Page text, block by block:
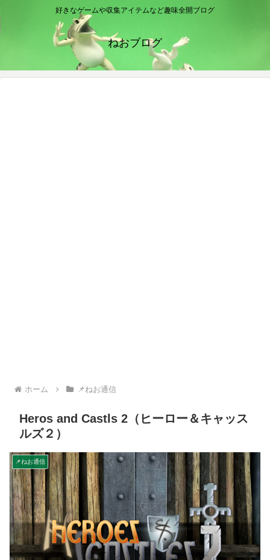
好きなゲームや収集アイテムなど趣味全開ブログ
ねおブログ
ホーム 📌ねお通信
Heros and Castls 2（ヒーロー＆キャッス
ルズ２）
📌ねお通信